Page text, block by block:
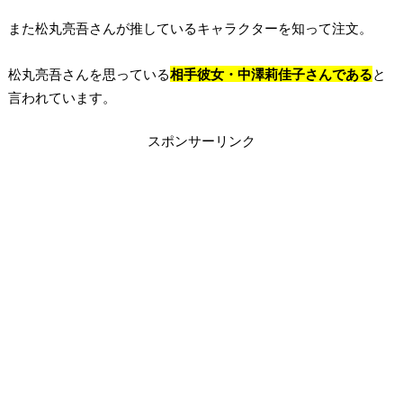
また松丸亮吾さんが推しているキャラクターを知って注文。
松丸亮吾さんを思っている相手彼女・中澤莉佳子さんであると
言われています。
スポンサーリンク